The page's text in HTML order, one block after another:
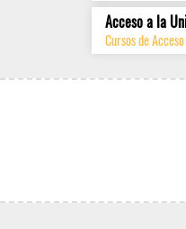
Acceso a la
Cursos de Acceso